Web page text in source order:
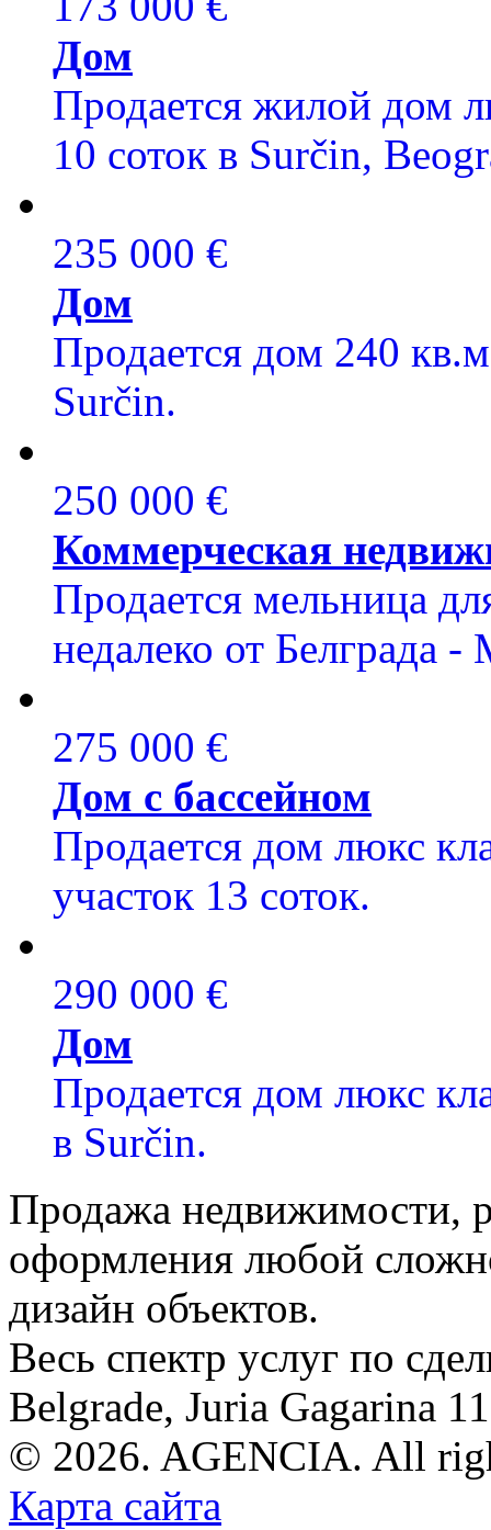
Дом
Продается жилой дом
10 соток в Surčin,
235 000 €
Дом
Продается дом 240
Surčin.
250 000 €
Коммерческая
Продается мельница
недалеко от Белграда
275 000 €
Дом с бассейном
Продается дом люкс
участок 13 соток.
290 000 €
Дом
Продается дом люкс
в Surčin.
Продажа недвижимости,
оформления любой
дизайн объектов.
Весь спектр услуг по
Belgrade, Juria Gagarina
© 2026. AGENCIA. All
Карта сайта